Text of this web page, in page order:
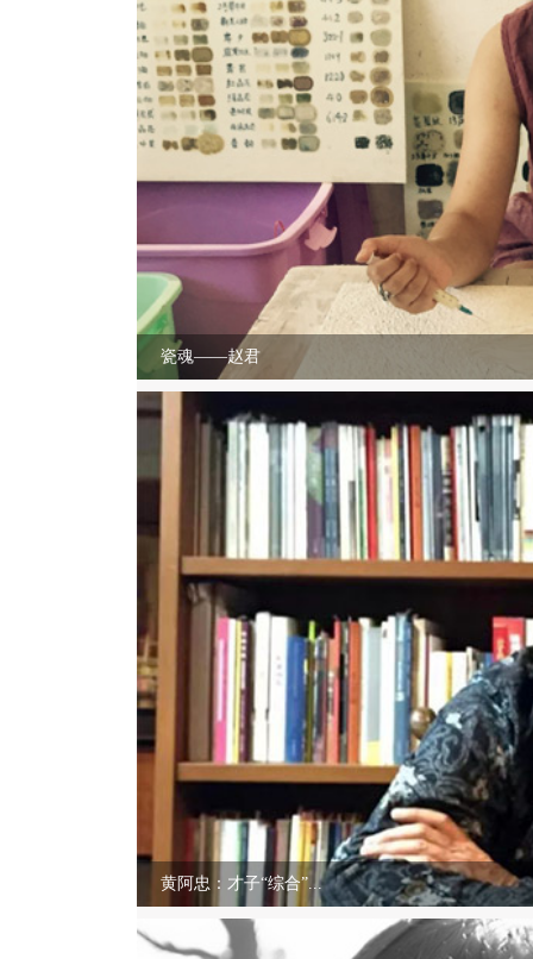
瓷魂——赵君
黄阿忠：才子“综合”...